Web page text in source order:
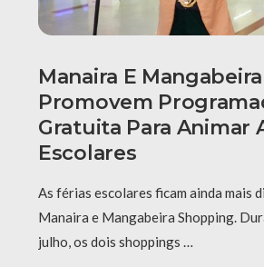
Manaira E
Promovem
Gratuita Para Animar
Escolares
As férias escolares ficam ainda mais
Manaira e Mangabeira Shopping.
julho, os dois shoppings …